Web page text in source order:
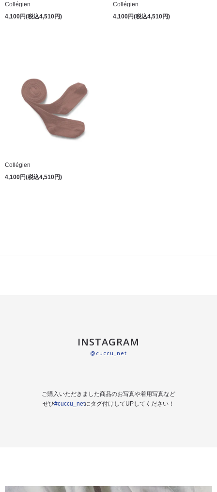
Collégien
4,100円(税込4,510円)
Collégien
4,100円(税込4,510円)
Collégien
4,100円(税込4,510円)
INSTAGRAM
@cuccu_net
ご購入いただきました商品のお写真や着用写真など
ぜひ#cuccu_netにタグ付けしてUPしてください！